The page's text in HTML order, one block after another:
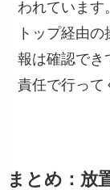
われています
トップ経由
報は確認でき
責任で行って
まとめ：放